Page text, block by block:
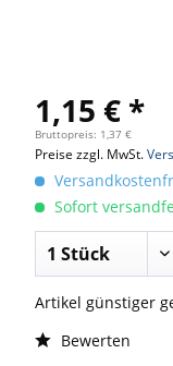
1,15 € *
Bruttopreis: 1,37 €
Preise zzgl. MwSt.
Sofort
Artikel günstiger
Bewerten